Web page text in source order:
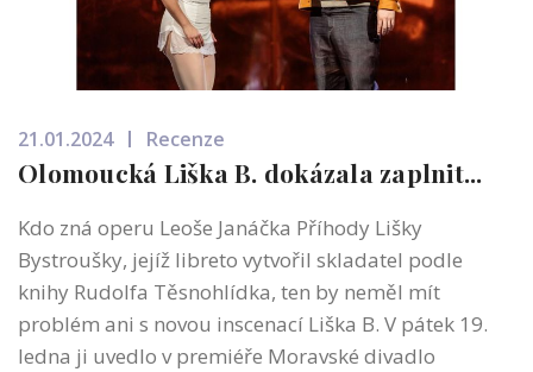
21.01.2024 Recenze
Olomoucká Liška B. dokázala zaplnit...
Kdo zná operu Leoše Janáčka Příhody Lišky
Bystroušky, jejíž libreto vytvořil skladatel podle
knihy Rudolfa Těsnohlídka, ten by neměl mít
problém ani s novou inscenací Liška B. V pátek 19.
ledna ji uvedlo v premiéře Moravské divadlo